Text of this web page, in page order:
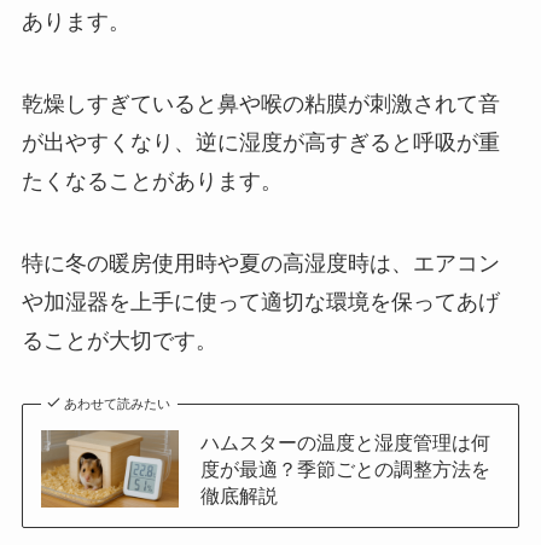
あります。
乾燥しすぎていると鼻や喉の粘膜が刺激されて音
が出やすくなり、逆に湿度が高すぎると呼吸が重
たくなることがあります。
特に冬の暖房使用時や夏の高湿度時は、エアコン
や加湿器を上手に使って適切な環境を保ってあげ
ることが大切です。
あわせて読みたい
ハムスターの温度と湿度管理は何
度が最適？季節ごとの調整方法を
徹底解説